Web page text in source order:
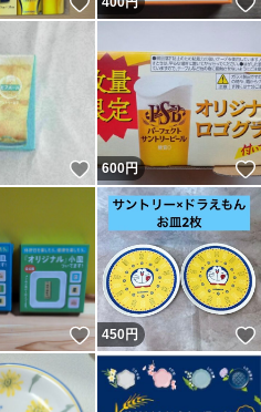
いいね！
600円
いいね！
450円